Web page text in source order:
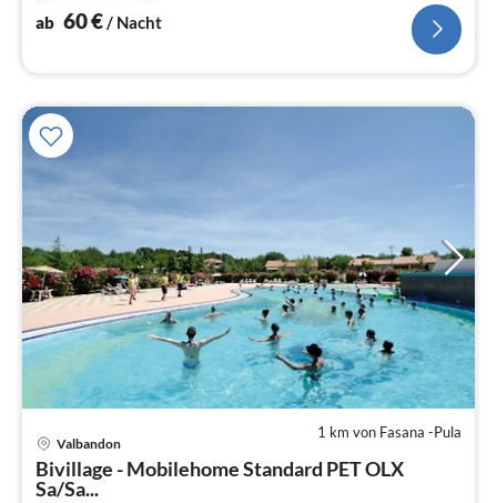
ab 60€/ Nacht
1 km von Fasana -Pula
Valbandon
Bivillage - Mobilehome Standard PET OLX
Sa/Sa...